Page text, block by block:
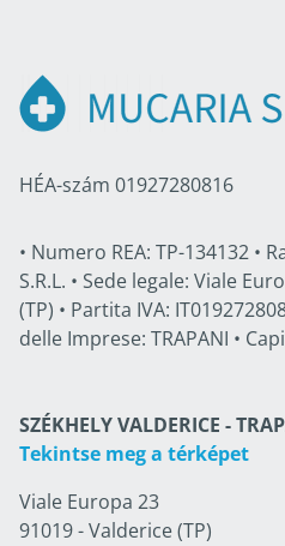
HÉA-szám 01927280816
• Numero REA: TP-134132 •
S.R.L. • Sede legale: Viale
(TP) • Partita IVA:
delle Imprese: TRAPANI •
SZÉKHELY VALDERICE -
Tekintse meg a térképet
Viale Europa 23
91019 - Valderice (TP)